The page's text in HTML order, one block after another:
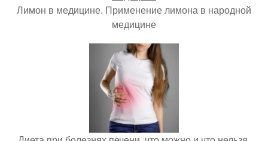
Лимон в медицине. Применение лимона в народной
медицине